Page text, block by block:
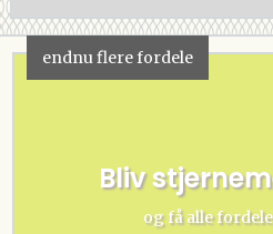
endnu flere fordele
Bliv
og få alle